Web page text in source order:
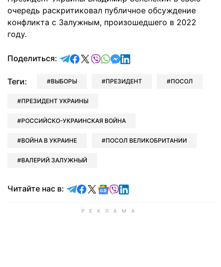
очередь раскритиковал публичное обсуждение
конфликта с Залужным, произошедшего в 2022
году.
Поделиться: отправить в Telegram
поделиться в Facebook
поделиться в X
отправить в Viber
отправить в Whatsapp
отправить в Messenger
отправить в LinkedIn
Теги: ВЫБОРЫ ПРЕЗИДЕНТ ПОСОЛ
ПРЕЗИДЕНТ УКРАИНЫ
РОССИЙСКО-УКРАИНСКАЯ ВОЙНА
ВОЙНА В УКРАИНЕ ПОСОЛ ВЕЛИКОБРИТАНИИ
ВАЛЕРИЙ ЗАЛУЖНЫЙ
Читайте нас в: Читайте в Telegram
Читайте в Facebook
Читайте в X
Читайте в Google news
Читайте в Viber
Читайте в LinkedIn